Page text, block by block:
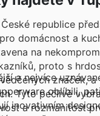
republice
domácnost a
na
proto s
značek,
Tyto pečlivě
a rozmanitost
a nejvíce
oblíbili,
inovativním